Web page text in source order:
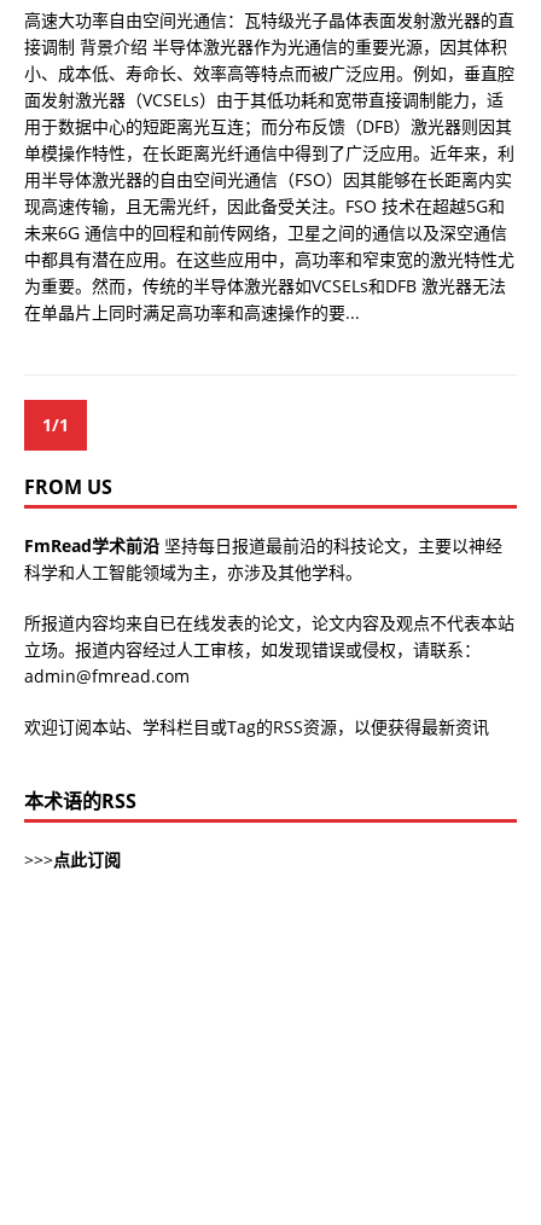
高速大功率自由空间光通信：瓦特级光子晶体表面发射激光器的直
接调制 背景介绍 半导体激光器作为光通信的重要光源，因其体积
小、成本低、寿命长、效率高等特点而被广泛应用。例如，垂直腔
面发射激光器（VCSELs）由于其低功耗和宽带直接调制能力，适
用于数据中心的短距离光互连；而分布反馈（DFB）激光器则因其
单模操作特性，在长距离光纤通信中得到了广泛应用。近年来，利
用半导体激光器的自由空间光通信（FSO）因其能够在长距离内实
现高速传输，且无需光纤，因此备受关注。FSO 技术在超越5G和
未来6G 通信中的回程和前传网络，卫星之间的通信以及深空通信
中都具有潜在应用。在这些应用中，高功率和窄束宽的激光特性尤
为重要。然而，传统的半导体激光器如VCSELs和DFB 激光器无法
在单晶片上同时满足高功率和高速操作的要...
1/1
FROM US
FmRead学术前沿 坚持每日报道最前沿的科技论文，主要以神经
科学和人工智能领域为主，亦涉及其他学科。
所报道内容均来自已在线发表的论文，论文内容及观点不代表本站
立场。报道内容经过人工审核，如发现错误或侵权，请联系：
admin@fmread.com
欢迎订阅本站、学科栏目或Tag的RSS资源，以便获得最新资讯
本术语的RSS
>>>点此订阅